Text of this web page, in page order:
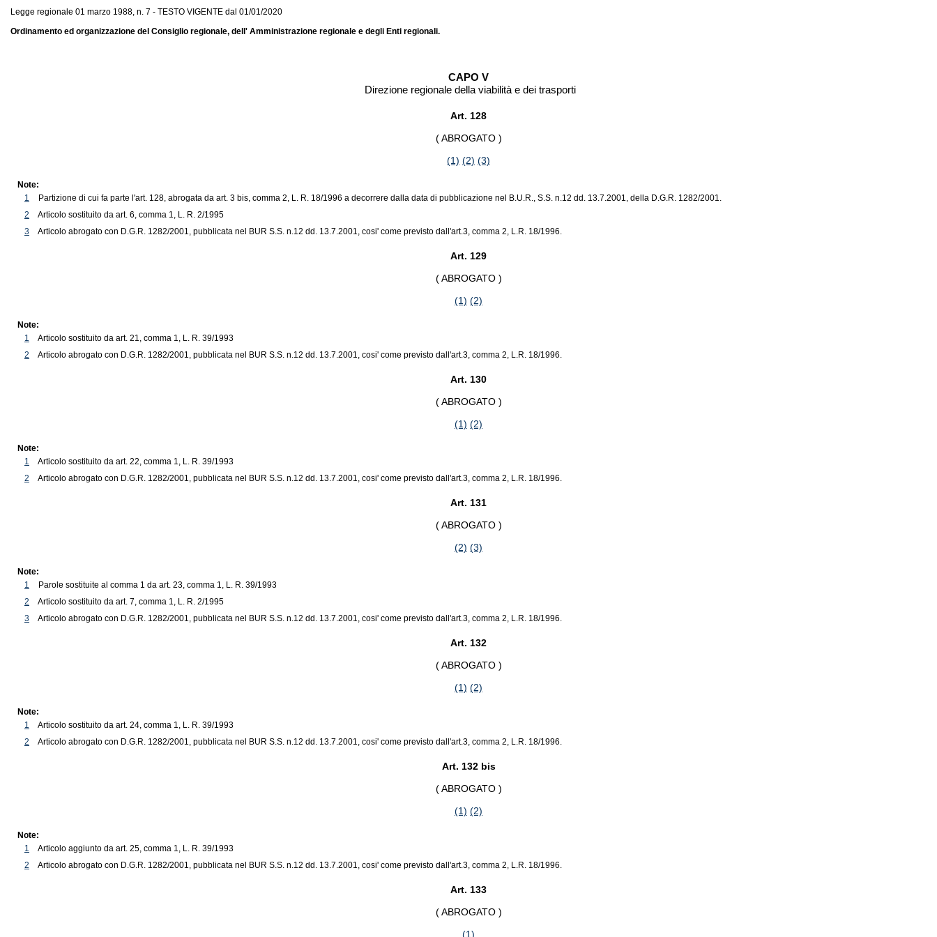
Legge regionale 01 marzo 1988, n. 7 - TESTO VIGENTE dal 01/01/2020
Ordinamento ed organizzazione del Consiglio regionale, dell' Amministrazione regionale e degli Enti regionali.
CAPO V
Direzione regionale della viabilità e dei trasporti
Art. 128
( ABROGATO )
(1) (2) (3)
Note:
1
Partizione di cui fa parte l'art. 128, abrogata da art. 3 bis, comma 2, L. R. 18/1996 a decorrere dalla data di pubblicazione nel B.U.R., S.S. n.12 dd. 13.7.2001, della D.G.R. 1282/2001.
2
Articolo sostituito da art. 6, comma 1, L. R. 2/1995
3
Articolo abrogato con D.G.R. 1282/2001, pubblicata nel BUR S.S. n.12 dd. 13.7.2001, cosi' come previsto dall'art.3, comma 2, L.R. 18/1996.
Art. 129
( ABROGATO )
(1) (2)
Note:
1
Articolo sostituito da art. 21, comma 1, L. R. 39/1993
2
Articolo abrogato con D.G.R. 1282/2001, pubblicata nel BUR S.S. n.12 dd. 13.7.2001, cosi' come previsto dall'art.3, comma 2, L.R. 18/1996.
Art. 130
( ABROGATO )
(1) (2)
Note:
1
Articolo sostituito da art. 22, comma 1, L. R. 39/1993
2
Articolo abrogato con D.G.R. 1282/2001, pubblicata nel BUR S.S. n.12 dd. 13.7.2001, cosi' come previsto dall'art.3, comma 2, L.R. 18/1996.
Art. 131
( ABROGATO )
(2) (3)
Note:
1
Parole sostituite al comma 1 da art. 23, comma 1, L. R. 39/1993
2
Articolo sostituito da art. 7, comma 1, L. R. 2/1995
3
Articolo abrogato con D.G.R. 1282/2001, pubblicata nel BUR S.S. n.12 dd. 13.7.2001, cosi' come previsto dall'art.3, comma 2, L.R. 18/1996.
Art. 132
( ABROGATO )
(1) (2)
Note:
1
Articolo sostituito da art. 24, comma 1, L. R. 39/1993
2
Articolo abrogato con D.G.R. 1282/2001, pubblicata nel BUR S.S. n.12 dd. 13.7.2001, cosi' come previsto dall'art.3, comma 2, L.R. 18/1996.
Art. 132 bis
( ABROGATO )
(1) (2)
Note:
1
Articolo aggiunto da art. 25, comma 1, L. R. 39/1993
2
Articolo abrogato con D.G.R. 1282/2001, pubblicata nel BUR S.S. n.12 dd. 13.7.2001, cosi' come previsto dall'art.3, comma 2, L.R. 18/1996.
Art. 133
( ABROGATO )
(1)